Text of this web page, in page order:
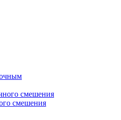
смешения
смешения